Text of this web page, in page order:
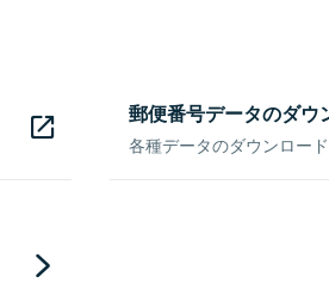
郵便番号データのダウ
各種データのダウンロー